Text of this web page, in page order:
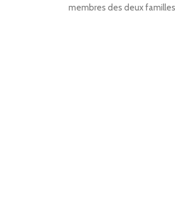
membres des deux